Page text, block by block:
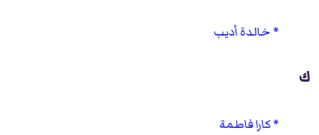
خالدة أديب
ك
كارا فاطمة